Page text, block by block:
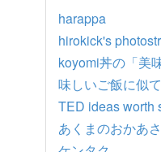
harappa
hirokick's
koyomi丼の「美
味しいご飯に似て
TED ideas worth
あくまのおかあ